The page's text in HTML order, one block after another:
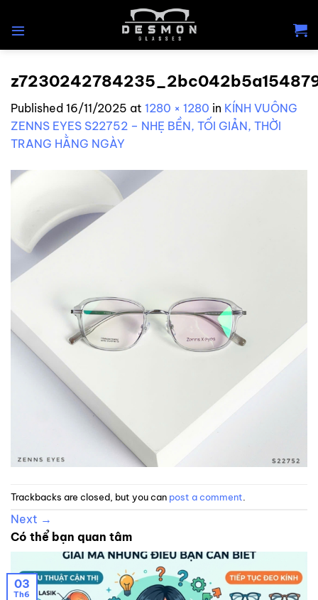
Published 16/11/2025 at 1280 × 1280 in KÍNH VUÔNG
ZENNS EYES S22752 – NHẸ BỀN, TỐI GIẢN, THỜI
TRANG HẰNG NGÀY
Trackbacks are closed, but you can post a comment
Next →
Có thể bạn quan tâm
03
Th6